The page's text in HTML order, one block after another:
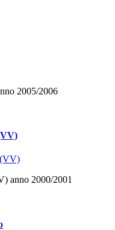
2005/2006
anno 2000/2001